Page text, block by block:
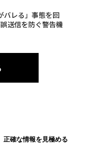
バレる」事態を回
送信を防ぐ警告機
正確な情報を見極める